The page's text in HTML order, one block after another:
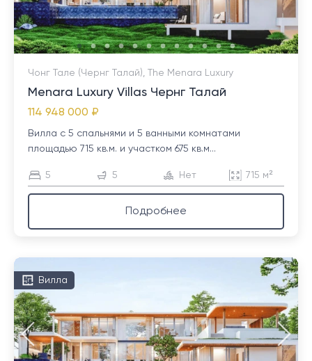
Чонг Тале (Чернг Талай), The Menara Luxury
Menara Luxury Villas Чернг Талай
114 948 000 ₽
Вилла с 5 спальнями и 5 ванными комнатами
площадью 715 кв.м. и участком 675 кв.м...
5 5 Нет 715 м²
Подробнее
Вилла